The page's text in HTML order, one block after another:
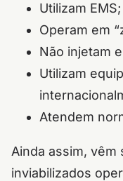
Utilizam EMS;
Operam em
Não injetam
Utilizam
Atendem
Ainda assim,
inviabilizados